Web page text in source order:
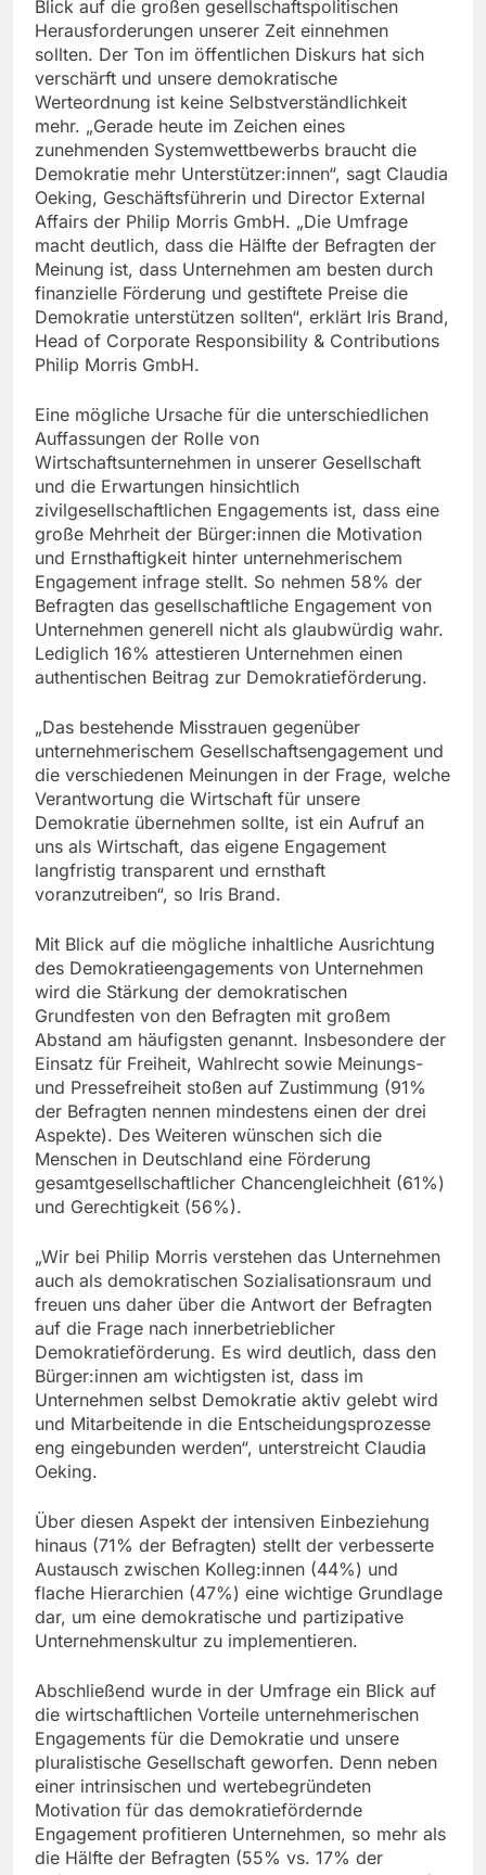
Blick auf die großen gesellschaftspolitischen
Herausforderungen unserer Zeit einnehmen
sollten. Der Ton im öffentlichen Diskurs hat sich
verschärft und unsere demokratische
Werteordnung ist keine Selbstverständlichkeit
mehr. „Gerade heute im Zeichen eines
zunehmenden Systemwettbewerbs braucht die
Demokratie mehr Unterstützer:innen“, sagt Claudia
Oeking, Geschäftsführerin und Director External
Affairs der Philip Morris GmbH. „Die Umfrage
macht deutlich, dass die Hälfte der Befragten der
Meinung ist, dass Unternehmen am besten durch
finanzielle Förderung und gestiftete Preise die
Demokratie unterstützen sollten“, erklärt Iris Brand,
Head of Corporate Responsibility & Contributions
Philip Morris GmbH.
Eine mögliche Ursache für die unterschiedlichen
Auffassungen der Rolle von
Wirtschaftsunternehmen in unserer Gesellschaft
und die Erwartungen hinsichtlich
zivilgesellschaftlichen Engagements ist, dass eine
große Mehrheit der Bürger:innen die Motivation
und Ernsthaftigkeit hinter unternehmerischem
Engagement infrage stellt. So nehmen 58% der
Befragten das gesellschaftliche Engagement von
Unternehmen generell nicht als glaubwürdig wahr.
Lediglich 16% attestieren Unternehmen einen
authentischen Beitrag zur Demokratieförderung.
„Das bestehende Misstrauen gegenüber
unternehmerischem Gesellschaftsengagement und
die verschiedenen Meinungen in der Frage, welche
Verantwortung die Wirtschaft für unsere
Demokratie übernehmen sollte, ist ein Aufruf an
uns als Wirtschaft, das eigene Engagement
langfristig transparent und ernsthaft
voranzutreiben“, so Iris Brand.
Mit Blick auf die mögliche inhaltliche Ausrichtung
des Demokratieengagements von Unternehmen
wird die Stärkung der demokratischen
Grundfesten von den Befragten mit großem
Abstand am häufigsten genannt. Insbesondere der
Einsatz für Freiheit, Wahlrecht sowie Meinungs-
und Pressefreiheit stoßen auf Zustimmung (91%
der Befragten nennen mindestens einen der drei
Aspekte). Des Weiteren wünschen sich die
Menschen in Deutschland eine Förderung
gesamtgesellschaftlicher Chancengleichheit (61%)
und Gerechtigkeit (56%).
„Wir bei Philip Morris verstehen das Unternehmen
auch als demokratischen Sozialisationsraum und
freuen uns daher über die Antwort der Befragten
auf die Frage nach innerbetrieblicher
Demokratieförderung. Es wird deutlich, dass den
Bürger:innen am wichtigsten ist, dass im
Unternehmen selbst Demokratie aktiv gelebt wird
und Mitarbeitende in die Entscheidungsprozesse
eng eingebunden werden“, unterstreicht Claudia
Oeking.
Über diesen Aspekt der intensiven Einbeziehung
hinaus (71% der Befragten) stellt der verbesserte
Austausch zwischen Kolleg:innen (44%) und
flache Hierarchien (47%) eine wichtige Grundlage
dar, um eine demokratische und partizipative
Unternehmenskultur zu implementieren.
Abschließend wurde in der Umfrage ein Blick auf
die wirtschaftlichen Vorteile unternehmerischen
Engagements für die Demokratie und unsere
pluralistische Gesellschaft geworfen. Denn neben
einer intrinsischen und wertebegründeten
Motivation für das demokratiefördernde
Engagement profitieren Unternehmen, so mehr als
die Hälfte der Befragten (55% vs. 17% der